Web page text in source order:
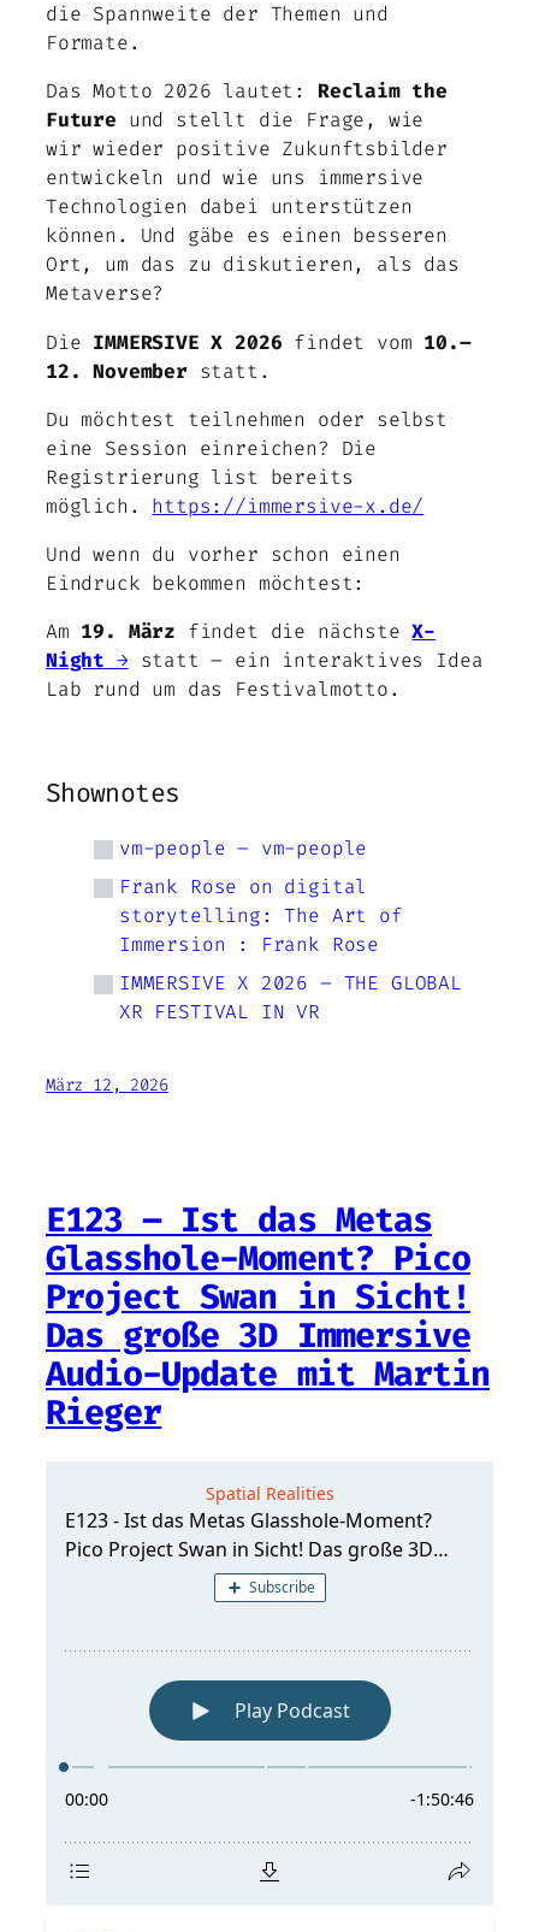
die Spannweite der Themen und
Formate.
Das Motto 2026 lautet: Reclaim the
Future und stellt die Frage, wie
wir wieder positive Zukunftsbilder
entwickeln und wie uns immersive
Technologien dabei unterstützen
können. Und gäbe es einen besseren
Ort, um das zu diskutieren, als das
Metaverse?
Die IMMERSIVE X 2026 findet vom 10.–
12. Novemberstatt.
Du möchtest teilnehmen oder selbst
eine Session einreichen? Die
Registrierung list bereits
möglich. https://immersive-x.de/
Und wenn du vorher schon einen
Eindruck bekommen möchtest:
Am 19. März findet die nächsteX-
Night → statt – ein interaktives Idea
Lab rund um das Festivalmotto.
Shownotes
vm-people – vm-people
Frank Rose on digital
storytelling: The Art of
Immersion : Frank Rose
IMMERSIVE X 2026 – THE GLOBAL
XR FESTIVAL IN VR
März 12, 2026
E123 – Ist das Metas
Glasshole-Moment? Pico
Project Swan in Sicht!
Das große 3D Immersive
Audio-Update mit Martin
Rieger